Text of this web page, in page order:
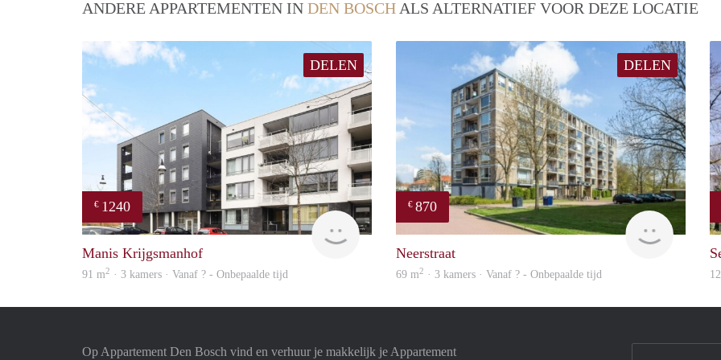
ANDERE APPARTEMENTEN IN DEN BOSCH ALS ALTERNATIEF VOOR DEZE LOCATIE
DELEN
€ 1240
Woning
Manis Krijgsmanhof
91 m2 · 3 kamers · Vanaf ? - Onbepaalde tijd
DELEN
€ 870
Neerstraat
69 m2 · 3 kamers · Vanaf ? - Onbepaalde tijd
Op Appartement Den Bosch vind en verhuur je makkelijk je Appartement